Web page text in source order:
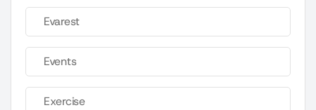
Evarest
Events
Exercise